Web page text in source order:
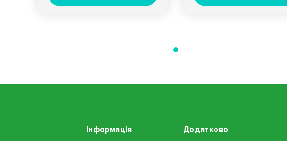
Інформація Додатково